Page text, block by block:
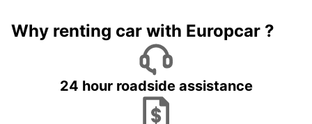
Why renting car with Europcar ?
24 hour roadside assistance